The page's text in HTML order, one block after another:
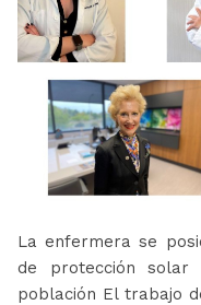
La enfermera se
de protección
población El trabajo